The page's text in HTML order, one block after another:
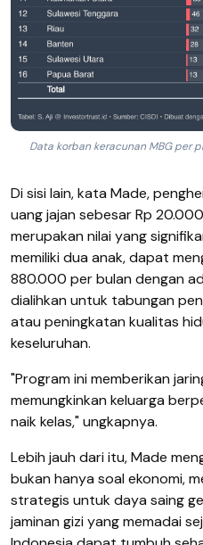
Data korban keracunan MBG per
Di sisi lain, kata Made,
uang jajan sebesar Rp
merupakan nilai yang
memiliki dua anak, dapat
880.000 per bulan dengan
dialihkan untuk tabungan
atau peningkatan kualitas
keseluruhan.
"Program ini memberikan
memungkinkan keluarga
naik kelas," ungkapnya.
Lebih jauh dari itu, Made
bukan hanya soal ekonomi,
strategis untuk daya saing
jaminan gizi yang memadai